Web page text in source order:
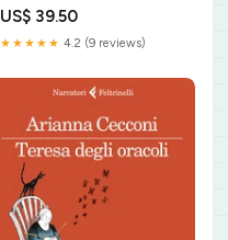
US$ 39.50
★★★★★ 4.2 (9 reviews)